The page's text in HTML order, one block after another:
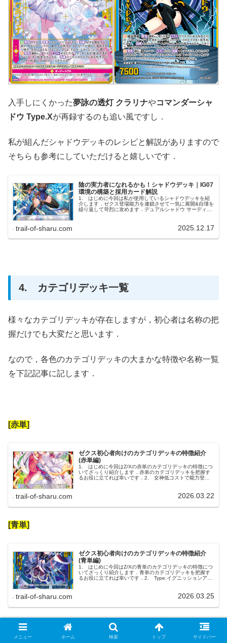
入手しにくかった夢詠の透灯 クラリナやコマンダーシャ
ドウ Type.Xが再録するのも追い風ですし．
私が組んだシャドウデッキのレシピと解説がありますので
そちらも参考にしていただけると嬉しいです．
陰の実力者になれるかも！シャドウデッキ｜IG07
環境の構築と採用カード解説
1. はじめに今回は私が使用しているシャドウデッキを紹
介します．ゼクス登場能力を連鎖させて一気に展開&自壊を
繰り返して苛烈に攻めます．デュアルシャドウ サーディラ
trail-of-sharu.com 2025.12.17
4. カテゴリデッキ一覧
様々なカテゴリデッキが存在しますが，初心者は名称の把
握だけでも大変だと思います．
なので，各色のカテゴリデッキの大まかな特徴や名称一覧
を下記記事に記します．
[赤単]
ゼクス初心者向けのカテゴリデッキの特徴紹介
(赤単編)
1. はじめに今回はZ/Xの赤単のカテゴリデッキの特徴につ
いてざっくり紹介します．赤単のカテゴリデッキを把握す
るお役に立てれば幸いです．2. 女神低コストで能力登場
trail-of-sharu.com 2026.03.22
[青単]
ゼクス初心者向けのカテゴリデッキの特徴紹介
(青単編)
1. はじめに今回はZ/Xの青単のカテゴリデッキの特徴につ
いてざっくり紹介します．青単のカテゴリデッキを把握す
るお役に立てれば幸いです．2. Type.イグニッションアイ
trail-of-sharu.com 2026.03.25
[白単]
メニュー ホーム 検索 トップ サイドバー